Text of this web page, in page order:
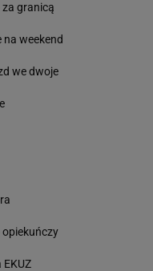
za granicą
na weekend
we dwoje
opiekuńczy
EKUZ